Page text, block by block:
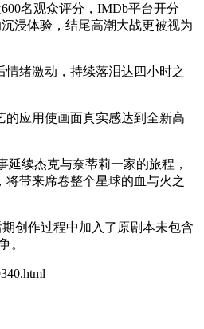
名观众评分，IMDb平台开分
浸体验，结尾高潮大战更被视为
绪激动，持续落泪达四小时之
的应用使画面真实感达到全新高
延续杰克与奈蒂莉一家的旅程，
将带来席卷整个星球的血与火之
创作过程中加入了原剧本未包含
。